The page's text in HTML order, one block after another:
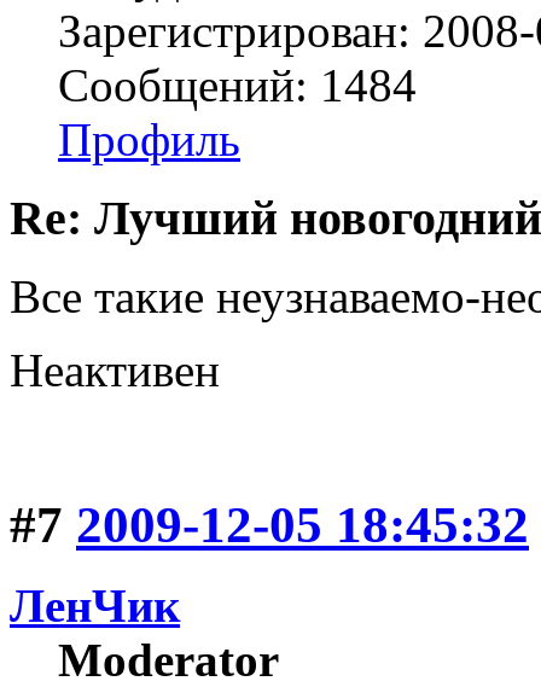
Зарегистрирован:
Сообщений: 1484
Профиль
Re: Лучший
Все такие неузнаваемо-
Неактивен
#7 2009-12-05 18:45:32
ЛенЧик
Moderator